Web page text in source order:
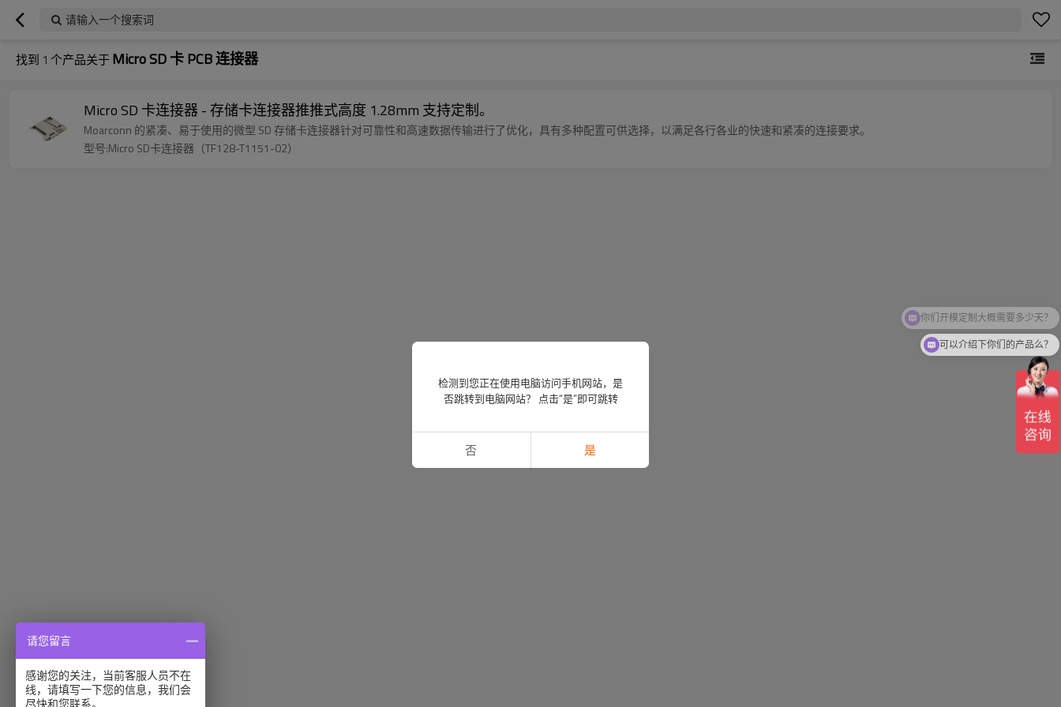
请输入一个搜索词
找到 1 个产品关于Micro SD 卡 PCB 连接器
Micro SD 卡连接器 - 存储卡连接器推推式高度 1.28mm 支持定制。
Moarconn 的紧凑、易于使用的微型 SD 存储卡连接器针对可靠性和高速数据传输进行了优化，具有多种配置可供选择，以满足各行各业的快速和紧凑的连接要求。
型号:Micro SD卡连接器（TF128-T1151-02）
检测到您正在使用电脑访问手机网站，是
否跳转到电脑网站？ 点击“是”即可跳转
否 是
可以介绍下你们的产品么？
你们开模定制大概需要多少天？
请您留言
感谢您的关注，当前客服人员不在
线，请填写一下您的信息，我们会
尽快和您联系。